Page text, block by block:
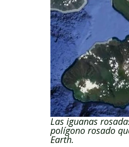
Las iguanas
polígono rosado
Earth.